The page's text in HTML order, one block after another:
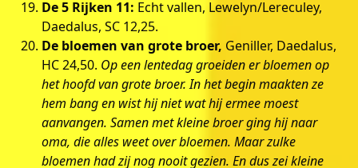
De 5 Rijken 11: Echt vallen, Lewelyn/Lereculey,
Daedalus, SC 12,25.
De bloemen van grote broer, Geniller, Daedalus,
HC 24,50. Op een lentedag groeiden er bloemen op
het hoofd van grote broer. In het begin maakten ze
hem bang en wist hij niet wat hij ermee moest
aanvangen. Samen met kleine broer ging hij naar
oma, die alles weet over bloemen. Maar zulke
bloemen had zij nog nooit gezien. En dus zei kleine